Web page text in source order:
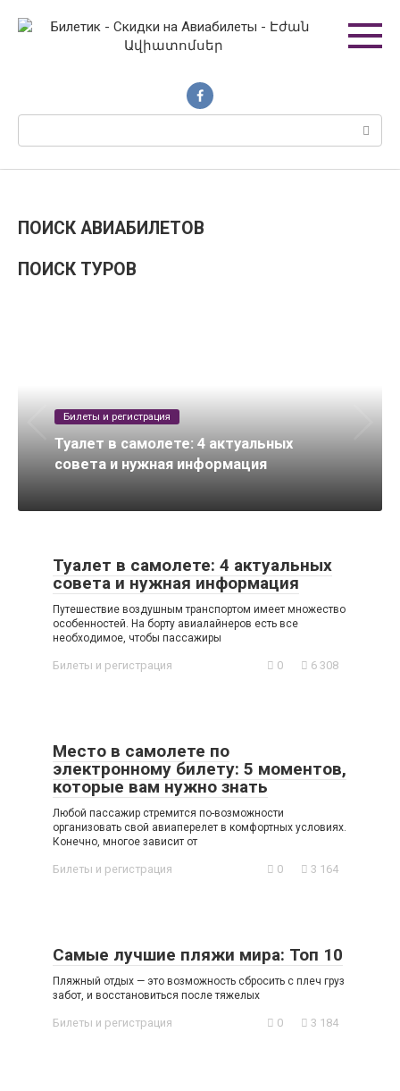
Поиск:
ПОИСК АВИАБИЛЕТОВ
ПОИСК ТУРОВ
Билеты и регистрация
Туалет в самолете: 4 актуальных
совета и нужная информация
Туалет в самолете: 4 актуальных
совета и нужная информация
Путешествие воздушным транспортом имеет множество
особенностей. На борту авиалайнеров есть все
необходимое, чтобы пассажиры
Билеты и регистрация 0 6 308
Место в самолете по
электронному билету: 5 моментов,
которые вам нужно знать
Любой пассажир стремится по-возможности
организовать свой авиаперелет в комфортных условиях.
Конечно, многое зависит от
Билеты и регистрация 0 3 164
Самые лучшие пляжи мира: Топ 10
Пляжный отдых — это возможность сбросить с плеч груз
забот, и восстановиться после тяжелых
Билеты и регистрация 0 3 184